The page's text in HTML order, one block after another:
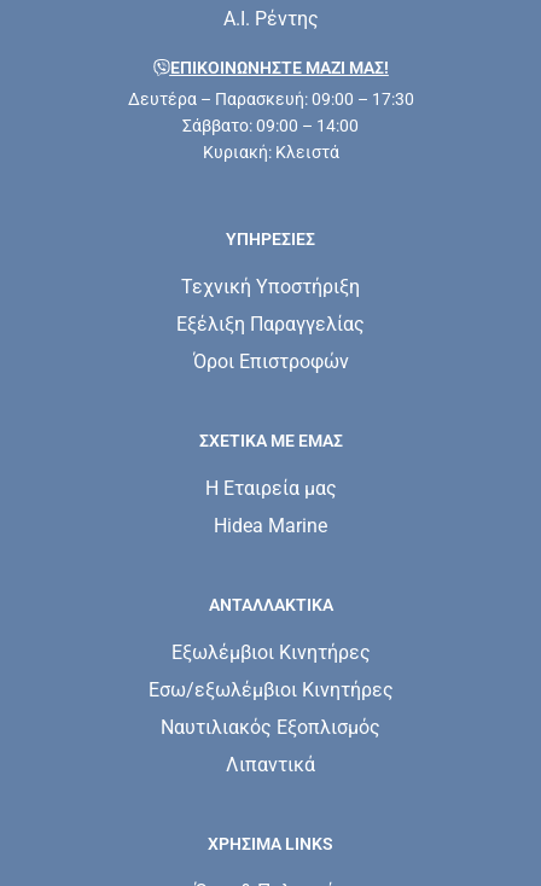
Α.Ι. Ρέντης
ΕΠΙΚΟΙΝΩΝΗΣΤΕ ΜΑΖΊ ΜΑΣ!
Δευτέρα – Παρασκευή: 09:00 – 17:30
Σάββατο: 09:00 – 14:00
Κυριακή: Κλειστά
ΥΠΗΡΕΣΊΕΣ
Τεχνική Υποστήριξη
Εξέλιξη Παραγγελίας
Όροι Επιστροφών
ΣΧΕΤΙΚΆ ΜΕ ΕΜΆΣ
Η Εταιρεία μας
Hidea Marine
ΑΝΤΑΛΛΑΚΤΙΚΑ
Εξωλέμβιοι Κινητήρες
Εσω/εξωλέμβιοι Κινητήρες
Ναυτιλιακός Εξοπλισμός
Λιπαντικά
ΧΡΗΣΙΜΑ LINKS